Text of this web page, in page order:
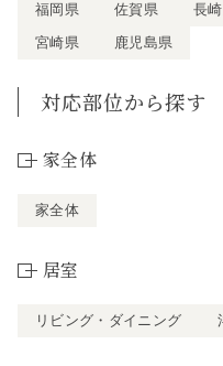
福岡県 佐賀県 長
宮崎県
鹿児島県
対応部位から探す
家全体
家全体
居室
リビング・ダイニング